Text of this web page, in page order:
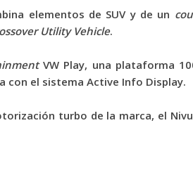
elementos de SUV y de un
Utility Vehicle.
VW Play, una plataforma
con el sistema Active Info Display.
turbo de la marca, el